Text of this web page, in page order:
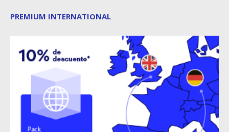
PREMIUM INTERNATIONAL